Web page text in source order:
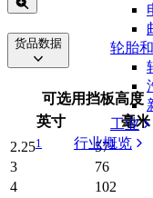
轮胎
工业
行业概览
货品数据
可选用挡板高度
英寸
毫米
2.251 571
3
76
4
102